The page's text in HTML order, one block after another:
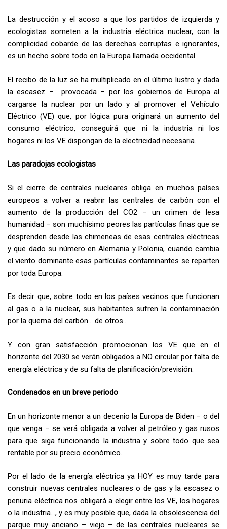
La destrucción y el acoso a que los partidos de izquierda y
ecologistas someten a la industria eléctrica nuclear, con la
complicidad cobarde de las derechas corruptas e ignorantes,
es un hecho sobre todo en la Europa llamada occidental.
El recibo de la luz se ha multiplicado en el último lustro y dada
la escasez – provocada – por los gobiernos de Europa al
cargarse la nuclear por un lado y al promover el Vehículo
Eléctrico (VE) que, por lógica pura originará un aumento del
consumo eléctrico, conseguirá que ni la industria ni los
hogares ni los VE dispongan de la electricidad necesaria.
Las paradojas ecologistas
Si el cierre de centrales nucleares obliga en muchos países
europeos a volver a reabrir las centrales de carbón con el
aumento de la producción del CO2 – un crimen de lesa
humanidad – son muchísimo peores las partículas finas que se
desprenden desde las chimeneas de esas centrales eléctricas
y que dado su número en Alemania y Polonia, cuando cambia
el viento dominante esas partículas contaminantes se reparten
por toda Europa.
Es decir que, sobre todo en los países vecinos que funcionan
al gas o a la nuclear, sus habitantes sufren la contaminación
por la quema del carbón… de otros…
Y con gran satisfacción promocionan los VE que en el
horizonte del 2030 se verán obligados a NO circular por falta de
energía eléctrica y de su falta de planificación/previsión.
Condenados en un breve periodo
En un horizonte menor a un decenio la Europa de Biden – o del
que venga – se verá obligada a volver al petróleo y gas rusos
para que siga funcionando la industria y sobre todo que sea
rentable por su precio económico.
Por el lado de la energía eléctrica ya HOY es muy tarde para
construir nuevas centrales nucleares o de gas y la escasez o
penuria eléctrica nos obligará a elegir entre los VE, los hogares
o la industria…, y es muy posible que, dada la obsolescencia del
parque muy anciano – viejo – de las centrales nucleares se